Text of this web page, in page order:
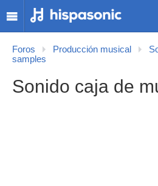
Foros Producción musical
samples
Sonido caja de